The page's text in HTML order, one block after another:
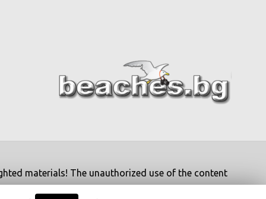
materials! The unauthorized use of the content